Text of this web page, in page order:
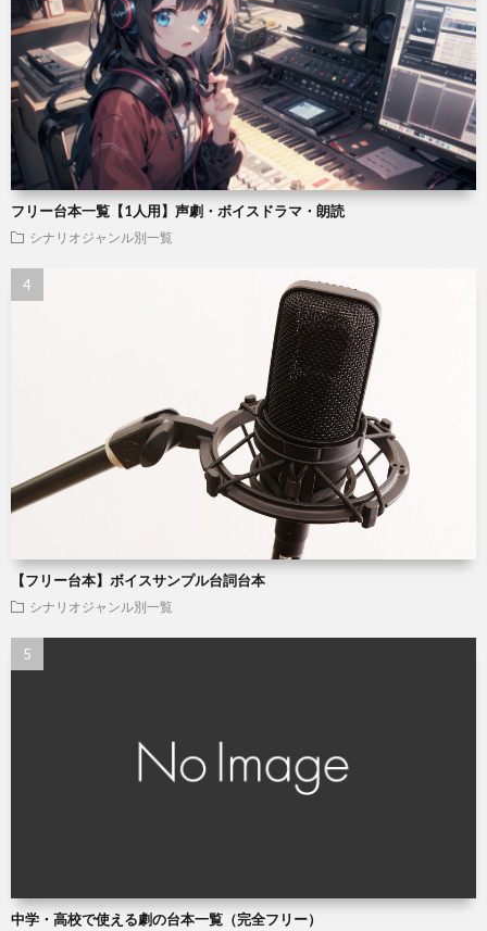
フリー台本一覧【1人用】声劇・ボイスドラマ・朗読
シナリオジャンル別一覧
【フリー台本】ボイスサンプル台詞台本
シナリオジャンル別一覧
中学・高校で使える劇の台本一覧（完全フリー）